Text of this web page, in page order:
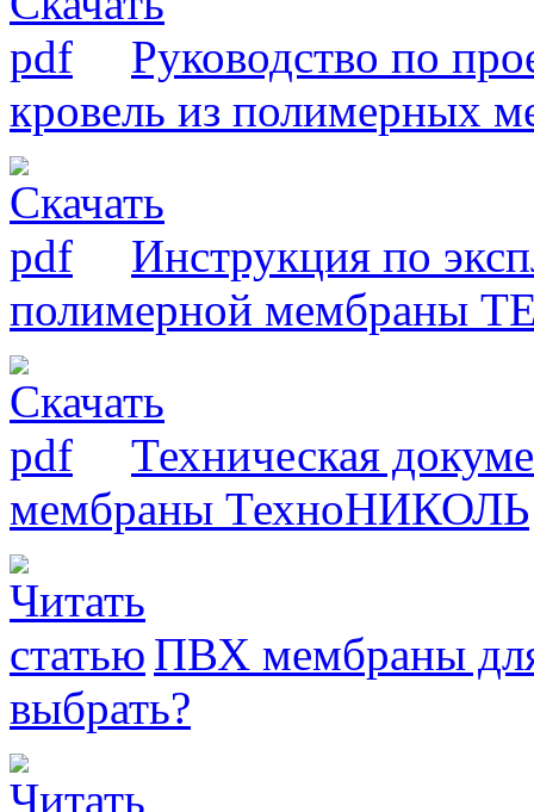
Руководство по
кровель из полимерных
Инструкция по
полимерной мембраны
Техническая
мембраны ТехноНИКОЛЬ
ПВХ мембраны
выбрать?